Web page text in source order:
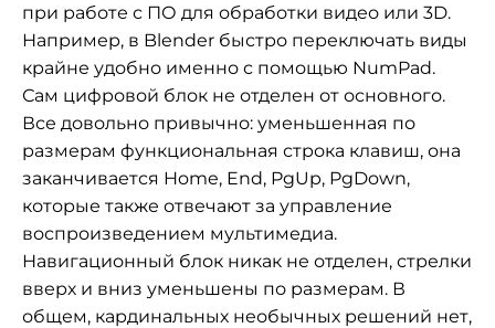
при работе с ПО для обработки видео или 3D.
Например, в Blender быстро переключать виды
крайне удобно именно с помощью NumPad.
Сам цифровой блок не отделен от основного.
Все довольно привычно: уменьшенная по
размерам функциональная строка клавиш, она
заканчивается Home, End, PgUp, PgDown,
которые также отвечают за управление
воспроизведением мультимедиа.
Навигационный блок никак не отделен, стрелки
вверх и вниз уменьшены по размерам. В
общем, кардинальных необычных решений нет,